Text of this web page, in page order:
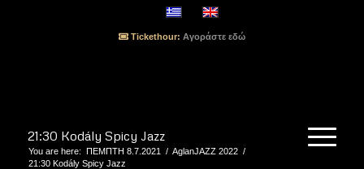
Tickethour: Αγοράστε εδώ
21:30 Kodály Spicy Jazz
You are here: ΠΕΜΠΤΗ 8.7.2021 / AglanJAZZ 2022 /
21:30 Kodály Spicy Jazz